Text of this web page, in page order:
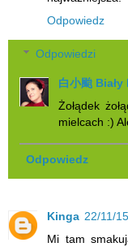
Odpowiedz
Odpowiedzi
白小颱 Biały
Żołądek
mielcach :)
Odpowiedz
Kinga 22/11/
Mi tam